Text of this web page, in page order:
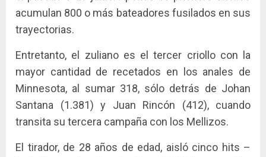
acumulan 800 o más bateadores fusilados en sus
trayectorias.
Entretanto, el zuliano es el tercer criollo con la
mayor cantidad de recetados en los anales de
Minnesota, al sumar 318, sólo detrás de Johan
Santana (1.381) y Juan Rincón (412), cuando
transita su tercera campaña con los Mellizos.
El tirador, de 28 años de edad, aisló cinco hits –